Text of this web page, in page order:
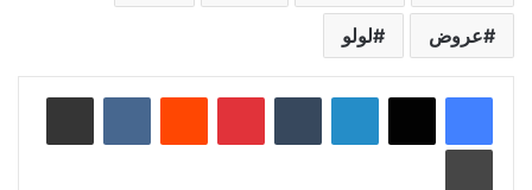
عروض لولو
لينكدإن بينتيريست